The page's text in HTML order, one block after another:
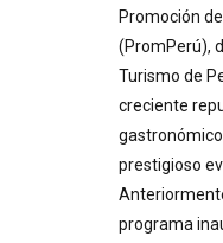
Promoción
(PromPerú),
Turismo de
creciente
prestigioso
programa